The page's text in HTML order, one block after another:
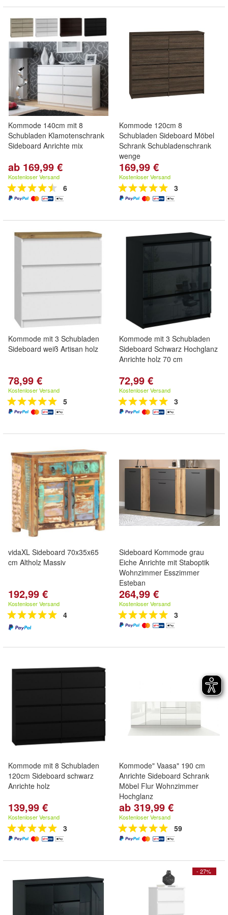
Kommode 140cm mit 8
Schubladen Klamotenschrank
Sideboard Anrichte mix
ab 169,99 €
Kostenloser Versand
6
Kommode 120cm 8
Schubladen Sideboard Möbel
Schrank Schubladenschrank
wenge
169,99 €
Kostenloser Versand
3
Kommode mit 3 Schubladen
Sideboard weiß Artisan holz
78,99 €
Kostenloser Versand
5
Kommode mit 3 Schubladen
Sideboard Schwarz Hochglanz
Anrichte holz 70 cm
72,99 €
Kostenloser Versand
3
vidaXL Sideboard 70x35x65
cm Altholz Massiv
192,99 €
Kostenloser Versand
4
Sideboard Kommode grau
Eiche Anrichte mit Staboptik
Wohnzimmer Esszimmer
Esteban
264,99 €
Kostenloser Versand
3
Kommode mit 8 Schubladen
120cm Sideboard schwarz
Anrichte holz
139,99 €
Kostenloser Versand
3
Kommode" Vaasa" 190 cm
Anrichte Sideboard Schrank
Möbel Flur Wohnzimmer
Hochglanz
ab 319,99 €
Kostenloser Versand
59
- 27%